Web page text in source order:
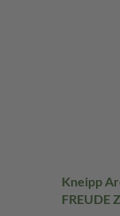
Kneipp
FREUDE